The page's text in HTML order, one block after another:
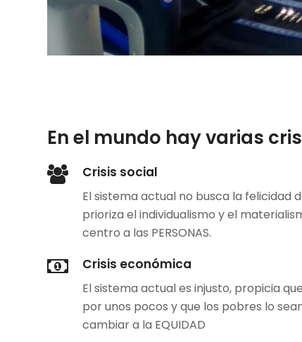
En el mundo hay varias
Crisis social
El sistema actual no busca la felicidad
prioriza el individualismo y el
centro a las PERSONAS.
Crisis económica
El sistema actual es injusto, propicia
por unos pocos y que los pobres lo
cambiar a la EQUIDAD